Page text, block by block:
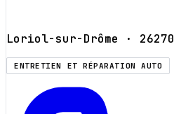
Loriol-sur-Drôme · 26270
ENTRETIEN ET RÉPARATION AUTO